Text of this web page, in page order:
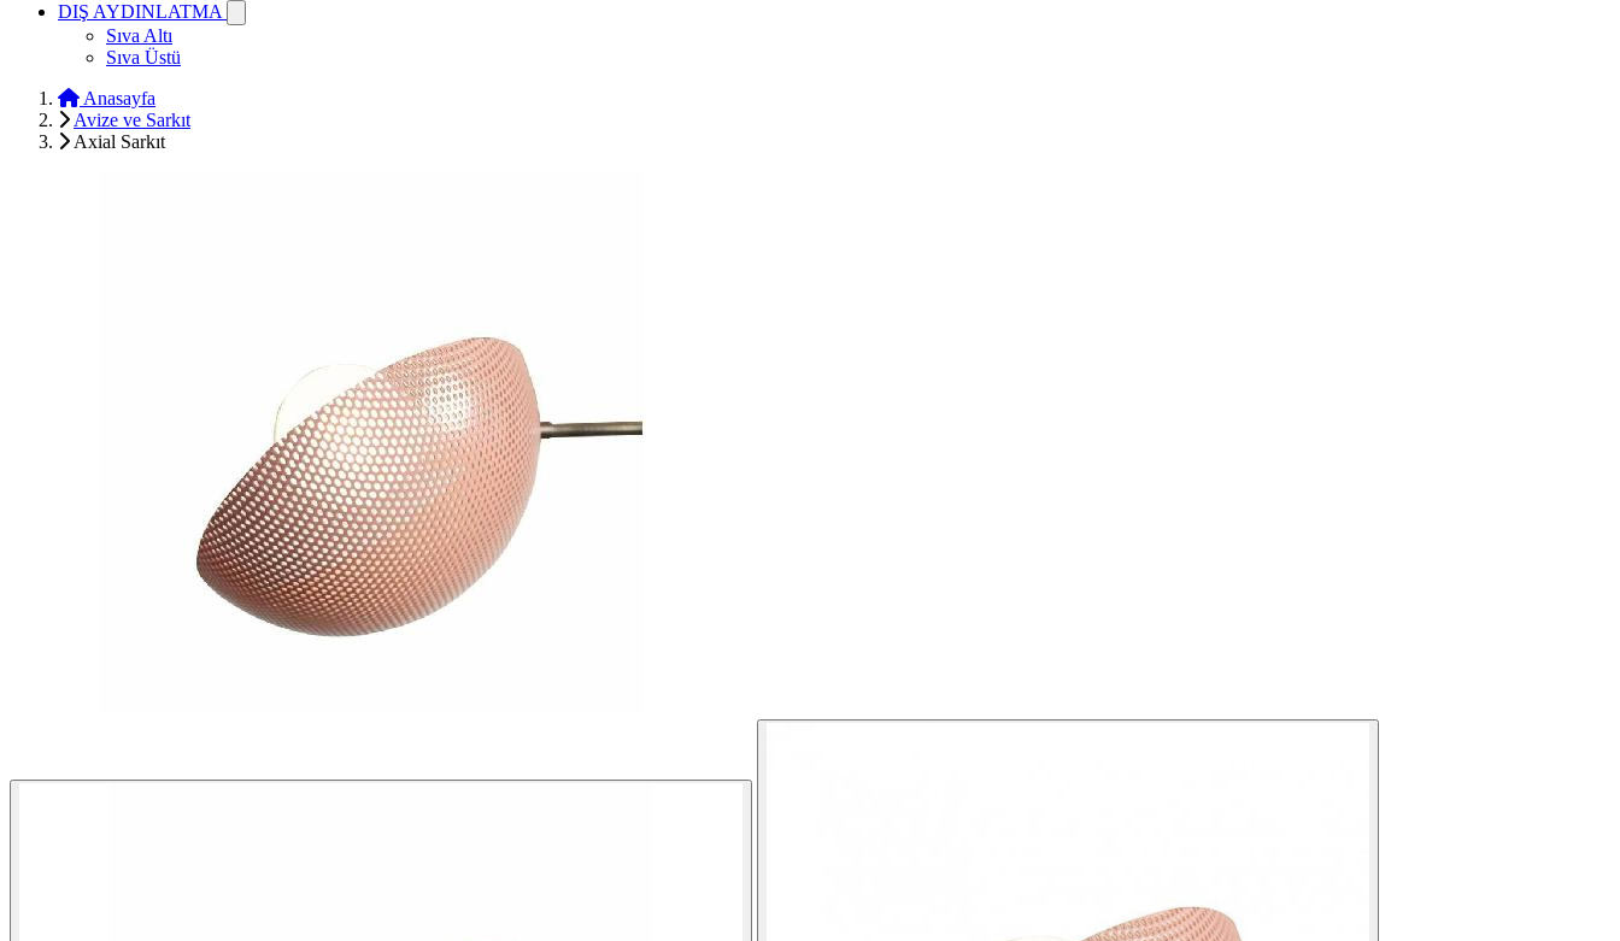
DIŞ AYDINLATMA
Sıva Altı
Sıva Üstü
Anasayfa
Avize ve Sarkıt
Axial Sarkıt